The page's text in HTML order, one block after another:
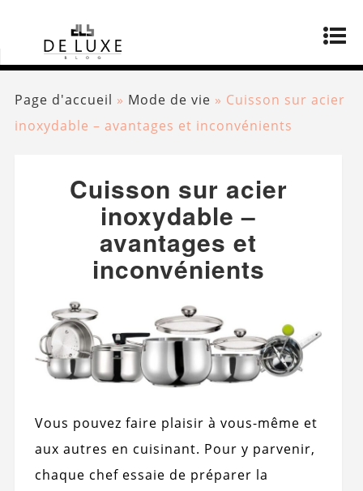
Page d'accueil » Mode de vie » Cuisson sur acier
inoxydable – avantages et inconvénients
Cuisson sur acier
inoxydable –
avantages et
inconvénients
Vous pouvez faire plaisir à vous-même et
aux autres en cuisinant. Pour y parvenir,
chaque chef essaie de préparer la